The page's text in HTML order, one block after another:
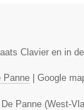
Clavier en in
Panne| Google
De Panne(West-